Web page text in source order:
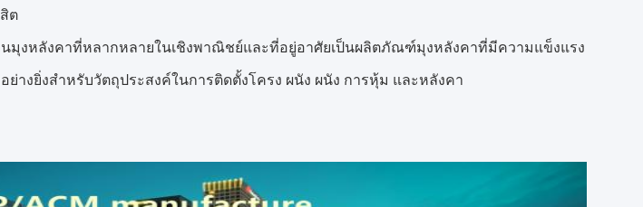
ต
มุงหลังคาที่หลากหลายในเชิงพาณิชย์และที่อยู่อาศัยเป็นผลิตภัณฑ์มุงหลังคาที่มีความแข็งแรง
ย่างยิ่งสำหรับวัตถุประสงค์ในการติดตั้งโครง ผนัง ผนัง การหุ้ม และหลังคา